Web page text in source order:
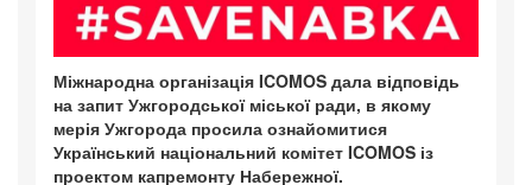
Міжнародна організація ICOMOS дала відповідь
на запит Ужгородської міської ради, в якому
мерія Ужгорода просила ознайомитися
Український національний комітет ICOMOS із
проектом капремонту Набережної.